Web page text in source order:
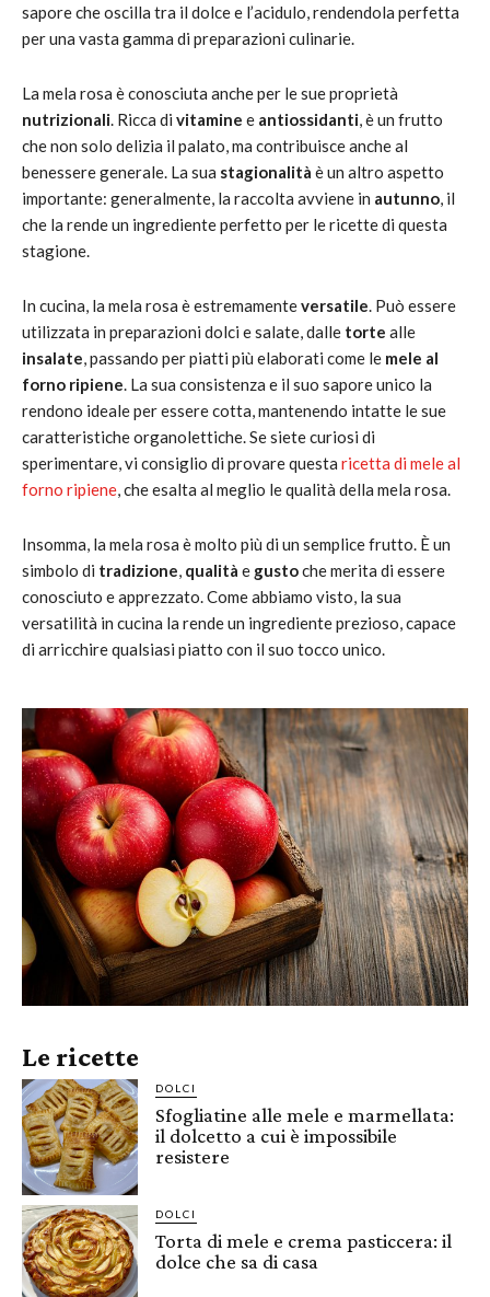
sapore che oscilla tra il dolce e l’acidulo, rendendola perfetta
per una vasta gamma di preparazioni culinarie.
La mela rosa è conosciuta anche per le sue proprietà
nutrizionali. Ricca di vitamine e antiossidanti, è un frutto
che non solo delizia il palato, ma contribuisce anche al
benessere generale. La sua stagionalità è un altro aspetto
importante: generalmente, la raccolta avviene in autunno, il
che la rende un ingrediente perfetto per le ricette di questa
stagione.
In cucina, la mela rosa è estremamenteversatile. Può essere
utilizzata in preparazioni dolci e salate, dalle torte alle
insalate, passando per piatti più elaborati come le mele al
forno ripiene. La sua consistenza e il suo sapore unico la
rendono ideale per essere cotta, mantenendo intatte le sue
caratteristiche organolettiche. Se siete curiosi di
sperimentare, vi consiglio di provare questa ricetta di mele al
forno ripiene, che esalta al meglio le qualità della mela rosa.
Insomma, la mela rosa è molto più di un semplice frutto. È un
simbolo di tradizione, qualità e gustoche merita di essere
conosciuto e apprezzato. Come abbiamo visto, la sua
versatilità in cucina la rende un ingrediente prezioso, capace
di arricchire qualsiasi piatto con il suo tocco unico.
Le ricette
DOLCI
Sfogliatine alle mele e marmellata:
il dolcetto a cui è impossibile
resistere
DOLCI
Torta di mele e crema pasticcera: il
dolce che sa di casa